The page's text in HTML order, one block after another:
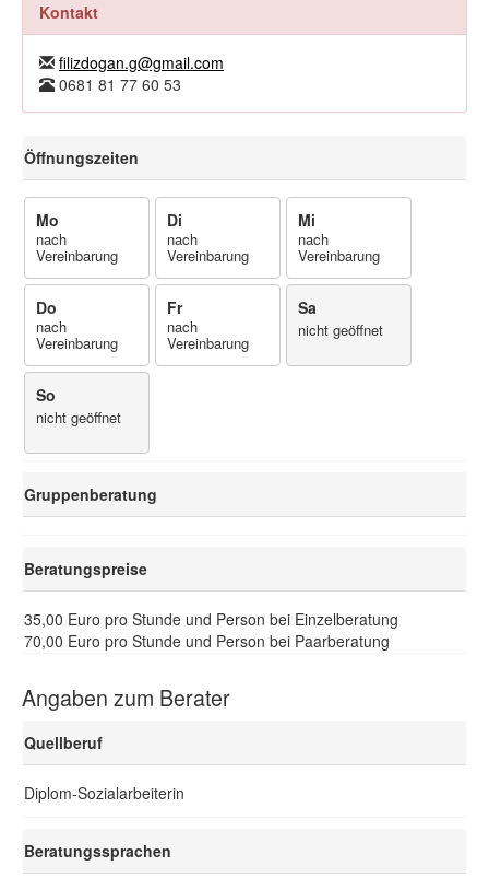
Kontakt
filizdogan.g@gmail.com
0681 81 77 60 53
Öffnungszeiten
Mo
nach
Vereinbarung
Di
nach
Vereinbarung
Mi
nach
Vereinbarung
Do
nach
Vereinbarung
Fr
nach
Vereinbarung
Sa
nicht geöffnet
So
nicht geöffnet
Gruppenberatung
Beratungspreise
35,00 Euro pro Stunde und Person bei Einzelberatung
70,00 Euro pro Stunde und Person bei Paarberatung
Angaben zum Berater
Quellberuf
Diplom-Sozialarbeiterin
Beratungssprachen